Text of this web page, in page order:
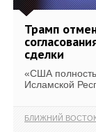
Трамп
сделки
«США
Исламской
БЛИЖНИЙ